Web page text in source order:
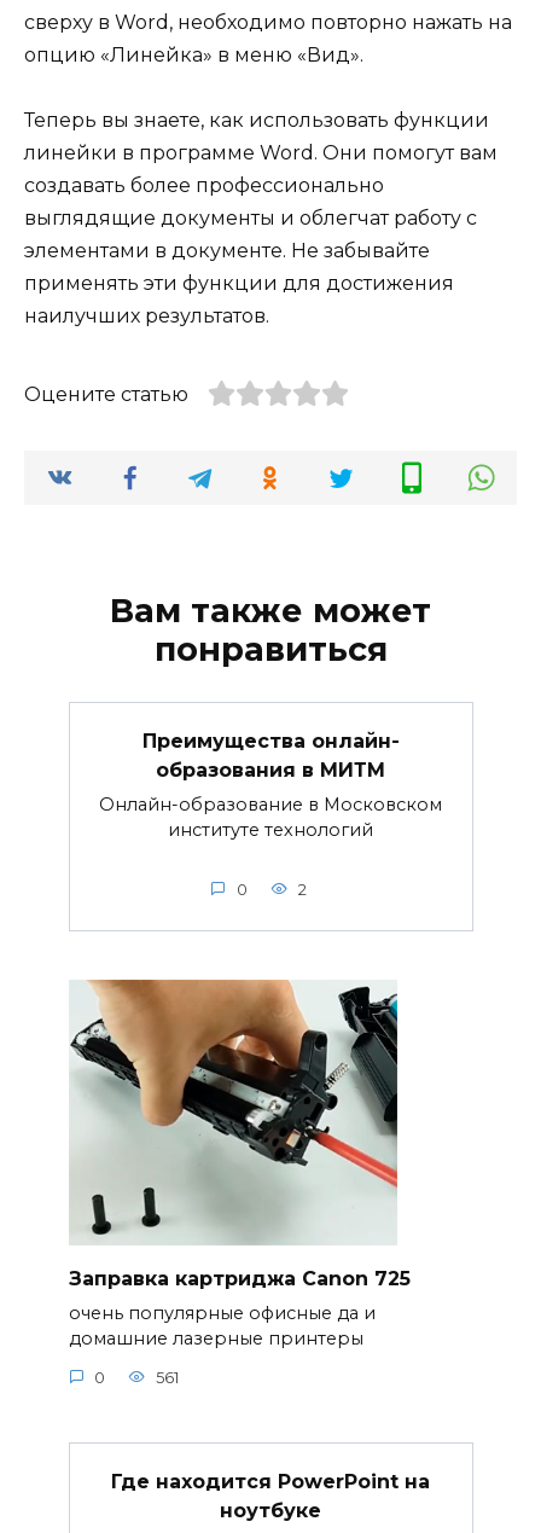
сверху в Word, необходимо повторно нажать на
опцию «Линейка» в меню «Вид».
Теперь вы знаете, как использовать функции
линейки в программе Word. Они помогут вам
создавать более профессионально
выглядящие документы и облегчат работу с
элементами в документе. Не забывайте
применять эти функции для достижения
наилучших результатов.
Оцените статью
Вам также может
понравиться
Преимущества онлайн-
образования в МИТМ
Онлайн-образование в Московском
институте технологий
0 2
Заправка картриджа Canon 725
очень популярные офисные да и
домашние лазерные принтеры
0 561
Где находится PowerPoint на
ноутбуке